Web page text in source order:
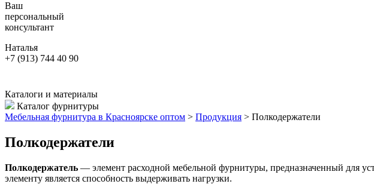
Ваш
персональный
консультант
Наталья
+7 (913) 744 40 90
Каталоги и материалы
Каталог фурнитуры
Мебельная фурнитура в Красноярске оптом > Продукция > Полкодержатели
Полкодержатели
Полкодержатель — элемент расходной мебельной фурнитуры, предназначенный для
элементу является способность выдерживать нагрузки.